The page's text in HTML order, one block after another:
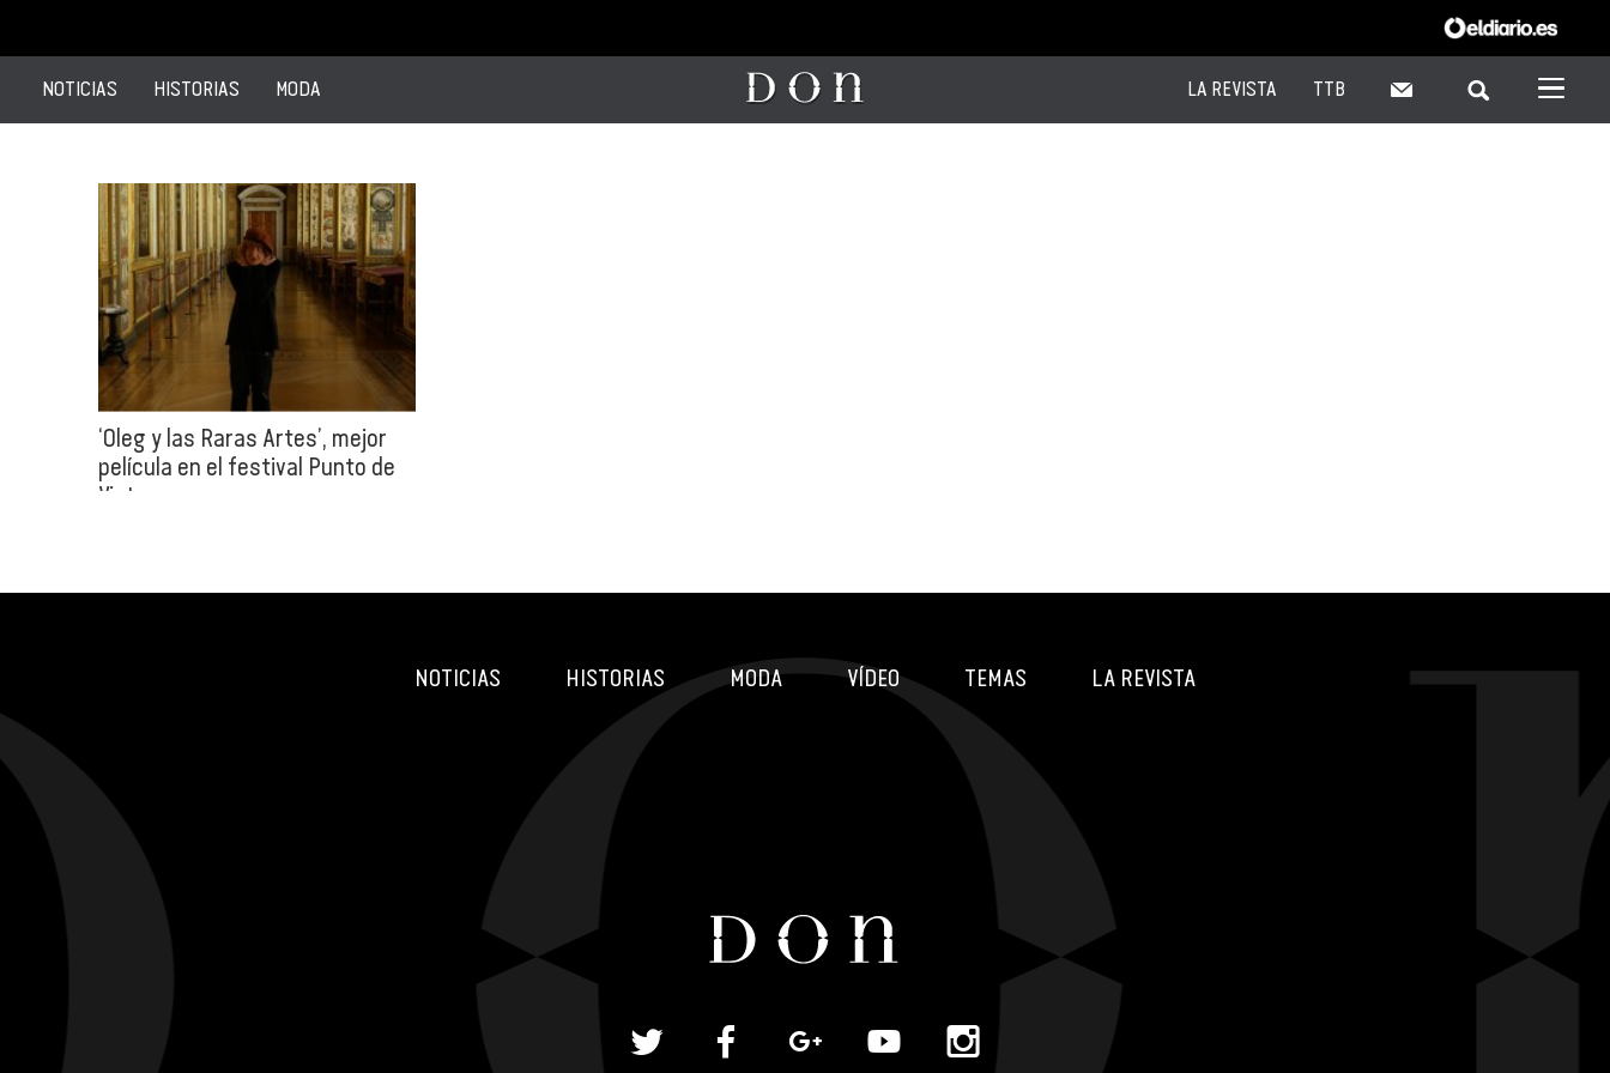
NOTICIAS HISTORIAS MODA LA REVISTA TTB
‘Oleg y las Raras Artes’, mejor
película en el festival Punto de
Vista
NOTICIAS HISTORIAS MODA VÍDEO TEMAS LA REVISTA